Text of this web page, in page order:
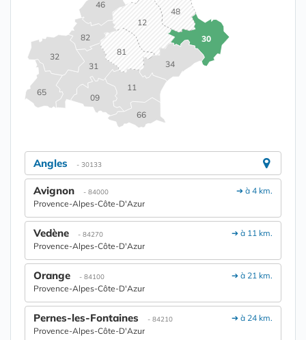
09
11
12
30
31
32
34
46
48
65
66
81
82
Angles - 30133
➔ à 4 km.
Avignon - 84000
Provence-Alpes-Côte-D'Azur
➔ à 11 km.
Vedène - 84270
Provence-Alpes-Côte-D'Azur
➔ à 21 km.
Orange - 84100
Provence-Alpes-Côte-D'Azur
➔ à 24 km.
Pernes-les-Fontaines - 84210
Provence-Alpes-Côte-D'Azur